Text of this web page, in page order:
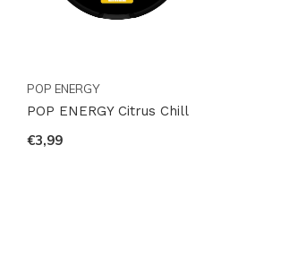
POP ENERGY
POP ENERGY Citrus Chill
€3,99